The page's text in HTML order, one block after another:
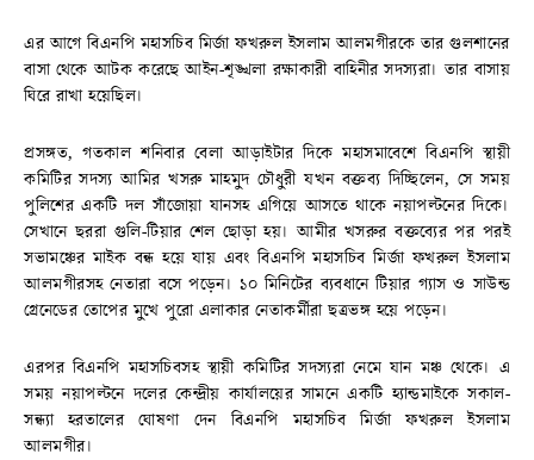
এর আগে বিএনপি মহাসচিব মির্জা ফখরুল ইসলাম আলমগীরকে তার গুলশানের
বাসা থেকে আটক করেছে আইন-শৃঙ্খলা রক্ষাকারী বাহিনীর সদস্যরা। তার বাসায়
ঘিরে রাখা হয়েছিল।
প্রসঙ্গত, গতকাল শনিবার বেলা আড়াইটার দিকে মহাসমাবেশে বিএনপি স্থায়ী
কমিটির সদস্য আমির খসরু মাহমুদ চৌধুরী যখন বক্তব্য দিচ্ছিলেন, সে সময়
পুলিশের একটি দল সাঁজোয়া যানসহ এগিয়ে আসতে থাকে নয়াপল্টনের দিকে।
সেখানে ছররা গুলি-টিয়ার শেল ছোড়া হয়। আমীর খসরুর বক্তব্যের পর পরই
সভামঞ্চের মাইক বন্ধ হয়ে যায় এবং বিএনপি মহাসচিব মির্জা ফখরুল ইসলাম
আলমগীরসহ নেতারা বসে পড়েন। ১০ মিনিটের ব্যবধানে টিয়ার গ্যাস ও সাউন্ড
গ্রেনেডের তোপের মুখে পুরো এলাকার নেতাকর্মীরা ছত্রভঙ্গ হয়ে পড়েন।
এরপর বিএনপি মহাসচিবসহ স্থায়ী কমিটির সদস্যরা নেমে যান মঞ্চ থেকে। এ
সময় নয়াপল্টনে দলের কেন্দ্রীয় কার্যালয়ের সামনে একটি হ্যান্ডমাইকে সকাল-
সন্ধ্যা হরতালের ঘোষণা দেন বিএনপি মহাসচিব মির্জা ফখরুল ইসলাম
আলমগীর।